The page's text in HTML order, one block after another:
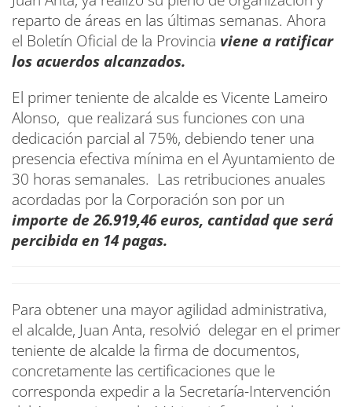
reparto de áreas en las últimas semanas. Ahora
el Boletín Oficial de la Provincia viene a ratificar
los acuerdos alcanzados.
El primer teniente de alcalde es Vicente Lameiro
Alonso, que realizará sus funciones con una
dedicación parcial al 75%, debiendo tener una
presencia efectiva mínima en el Ayuntamiento de
30 horas semanales. Las retribuciones anuales
acordadas por la Corporación son por un
importe de 26.919,46 euros, cantidad que será
percibida en 14 pagas.
Para obtener una mayor agilidad administrativa,
el alcalde, Juan Anta, resolvió delegar en el primer
teniente de alcalde la firma de documentos,
concretamente las certificaciones que le
corresponda expedir a la Secretaría-Intervención